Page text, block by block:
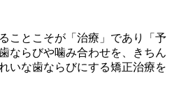
ことこそが「治療」であり「予
ならびや噛み合わせを、きちん
いな歯ならびにする矯正治療を